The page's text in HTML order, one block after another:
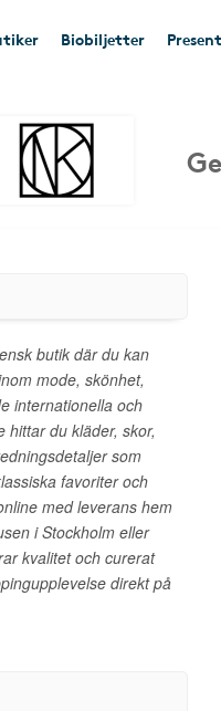
Biobiljetter
butik där du kan
mode, skönhet,
internationella och
hittar du kläder, skor,
som
favoriter och
med leverans hem
i Stockholm eller
kvalitet och curerat
direkt på